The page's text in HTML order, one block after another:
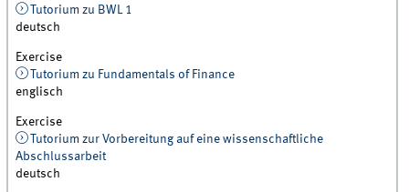
Tutorium zu BWL 1
deutsch
Exercise
Tutorium zu Fundamentals of Finance
englisch
Exercise
Tutorium zur Vorbereitung auf eine wissenschaftliche
Abschlussarbeit
deutsch